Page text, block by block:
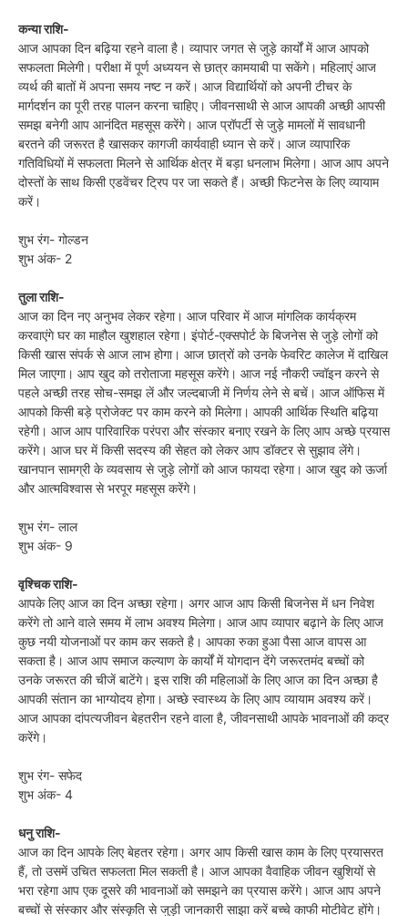
कन्या राशि-
आज आपका दिन बढ़िया रहने वाला है। व्यापार जगत से जुड़े कार्यों में आज आपको
सफलता मिलेगी। परीक्षा में पूर्ण अध्ययन से छात्र कामयाबी पा सकेंगे। महिलाएं आज
व्यर्थ की बातों में अपना समय नष्ट न करें। आज विद्यार्थियों को अपनी टीचर के
मार्गदर्शन का पूरी तरह पालन करना चाहिए। जीवनसाथी से आज आपकी अच्छी आपसी
समझ बनेगी आप आनंदित महसूस करेंगे। आज प्रॉपर्टी से जुड़े मामलों में सावधानी
बरतने की जरूरत है खासकर कागजी कार्यवाही ध्यान से करें। आज व्यापारिक
गतिविधियों में सफलता मिलने से आर्थिक क्षेत्र में बड़ा धनलाभ मिलेगा। आज आप अपने
दोस्तों के साथ किसी एडवेंचर ट्रिप पर जा सकते हैं। अच्छी फिटनेस के लिए व्यायाम
करें।
शुभ रंग- गोल्डन
शुभ अंक- 2
तुला राशि-
आज का दिन नए अनुभव लेकर रहेगा। आज परिवार में आज मांगलिक कार्यक्रम
करवाएंगे घर का माहौल खुशहाल रहेगा। इंपोर्ट-एक्सपोर्ट के बिजनेस से जुड़े लोगों को
किसी खास संपर्क से आज लाभ होगा। आज छात्रों को उनके फेवरिट कालेज में दाखिल
मिल जाएगा। आप खुद को तरोताजा महसूस करेंगे। आज नई नौकरी ज्वॉइन करने से
पहले अच्छी तरह सोच-समझ लें और जल्दबाजी में निर्णय लेने से बचें। आज ऑफिस में
आपको किसी बड़े प्रोजेक्ट पर काम करने को मिलेगा। आपकी आर्थिक स्थिति बढ़िया
रहेगी। आज आप पारिवारिक परंपरा और संस्कार बनाए रखने के लिए आप अच्छे प्रयास
करेंगे। आज घर में किसी सदस्य की सेहत को लेकर आप डॉक्टर से सुझाव लेंगे।
खानपान सामग्री के व्यवसाय से जुड़े लोगों को आज फायदा रहेगा। आज खुद को ऊर्जा
और आत्मविश्वास से भरपूर महसूस करेंगे।
शुभ रंग- लाल
शुभ अंक- 9
वृश्चिक राशि-
आपके लिए आज का दिन अच्छा रहेगा। अगर आज आप किसी बिजनेस में धन निवेश
करेंगे तो आने वाले समय में लाभ अवश्य मिलेगा। आज आप व्यापार बढ़ाने के लिए आज
कुछ नयी योजनाओं पर काम कर सकते है। आपका रुका हुआ पैसा आज वापस आ
सकता है। आज आप समाज कल्याण के कार्यों में योगदान देंगे जरूरतमंद बच्चों को
उनके जरूरत की चीजें बाटेंगे। इस राशि की महिलाओं के लिए आज का दिन अच्छा है
आपकी संतान का भाग्योदय होगा। अच्छे स्वास्थ्य के लिए आप व्यायाम अवश्य करें।
आज आपका दांपत्यजीवन बेहतरीन रहने वाला है, जीवनसाथी आपके भावनाओं की कद्र
करेंगे।
शुभ रंग- सफेद
शुभ अंक- 4
धनु राशि-
आज का दिन आपके लिए बेहतर रहेगा। अगर आप किसी खास काम के लिए प्रयासरत
हैं, तो उसमें उचित सफलता मिल सकती है। आज आपका वैवाहिक जीवन खुशियों से
भरा रहेगा आप एक दूसरे की भावनाओं को समझने का प्रयास करेंगे। आज आप अपने
बच्चों से संस्कार और संस्कृति से जुड़ी जानकारी साझा करें बच्चे काफी मोटीवेट होंगे।